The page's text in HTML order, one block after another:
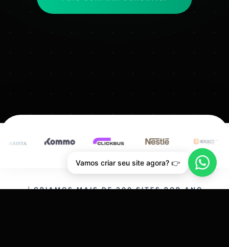
CRIAMOS MAIS DE 200 SITES POR ANO.
Vamos criar seu site agora? 👉